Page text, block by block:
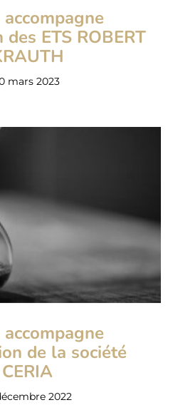
des ETS ROBERT
mars 2023
de la société
CERIA
2022